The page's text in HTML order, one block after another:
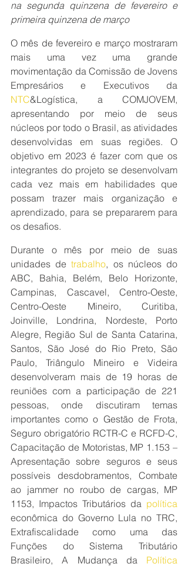
na segunda quinzena de fevereiro e
primeira quinzena de março
O mês de fevereiro e março mostraram
mais uma vez uma grande
movimentação da Comissão de Jovens
NTC&Logística, a COMJOVEM,
apresentando por meio de seus
núcleos por todo o Brasil, as atividades
desenvolvidas em suas regiões. O
objetivo em 2023 é fazer com que os
integrantes do projeto se desenvolvam
cada vez mais em habilidades que
possam trazer mais organização e
aprendizado, para se prepararem para
os desafios.
Durante o mês por meio de suas
unidades de trabalho, os núcleos do
ABC, Bahia, Belém, Belo Horizonte,
Campinas, Cascavel, Centro-Oeste,
Centro-Oeste Mineiro, Curitiba,
Joinville, Londrina, Nordeste, Porto
Alegre, Região Sul de Santa Catarina,
Santos, São José do Rio Preto, São
Paulo, Triângulo Mineiro e Videira
desenvolveram mais de 19 horas de
reuniões com a participação de 221
pessoas, onde discutiram temas
importantes como o Gestão de Frota,
Seguro obrigatório RCTR-C e RCFD-C,
Capacitação de Motoristas, MP 1.153 –
Apresentação sobre seguros e seus
possíveis desdobramentos, Combate
ao jammer no roubo de cargas, MP
1153, Impactos Tributários da política
econômica do Governo Lula no TRC,
Extrafiscalidade como uma das
Funções do Sistema Tributário
Brasileiro, A Mudança da Política